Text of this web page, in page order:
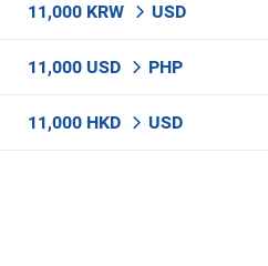
11,000 KRW USD
11,000 USD PHP
11,000 HKD USD